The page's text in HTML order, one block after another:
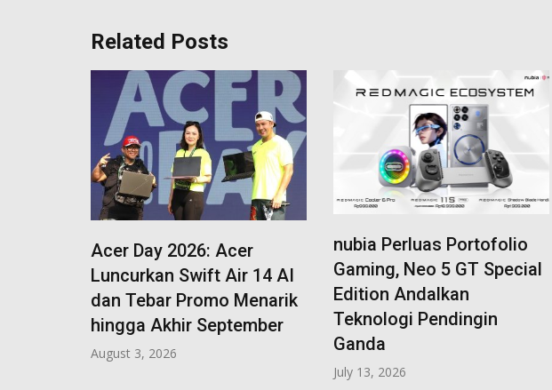
Related Posts
Acer Day 2026: Acer
Luncurkan Swift Air 14 AI
dan Tebar Promo Menarik
hingga Akhir September
August 3, 2026
nubia Perluas Portofolio
Gaming, Neo 5 GT Special
Edition Andalkan
Teknologi Pendingin
Ganda
July 13, 2026